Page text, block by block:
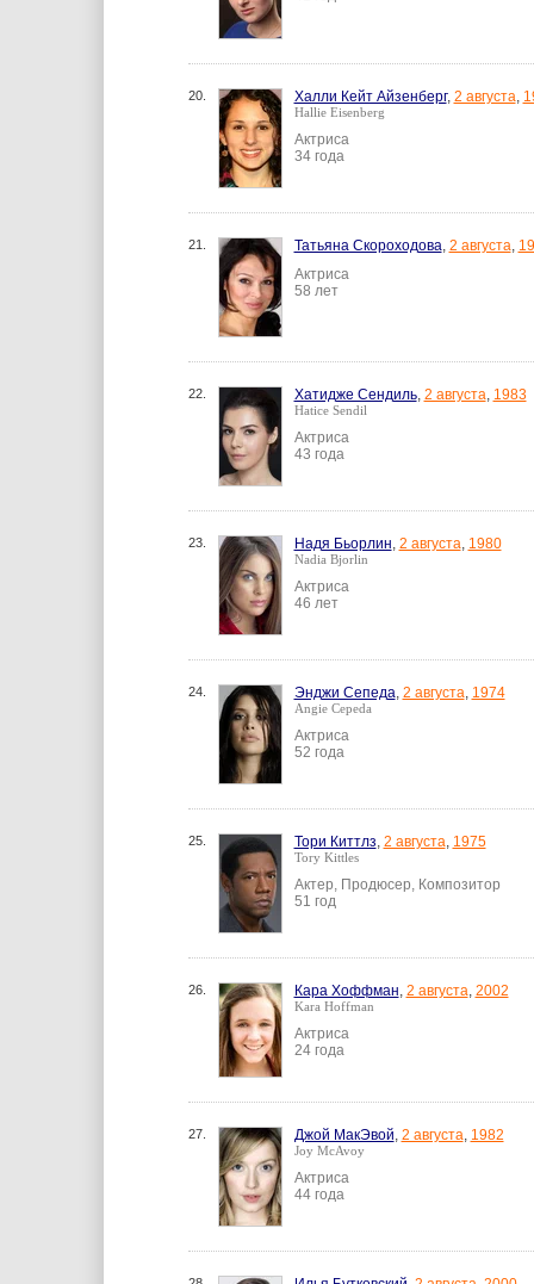
20. Халли Кейт Айзенберг, 2 августа,
Hallie Eisenberg
Актриса
34 года
21. Татьяна Скороходова, 2 августа,
Актриса
58 лет
22. Хатидже Сендиль, 2 августа, 1983
Hatice Sendil
Актриса
43 года
23. Надя Бьорлин, 2 августа, 1980
Nadia Bjorlin
Актриса
46 лет
24. Энджи Сепеда, 2 августа, 1974
Angie Cepeda
Актриса
52 года
25. Тори Киттлз, 2 августа, 1975
Tory Kittles
Актер, Продюсер, Композитор
51 год
26. Кара Хоффман, 2 августа, 2002
Kara Hoffman
Актриса
24 года
27. Джой МакЭвой, 2 августа, 1982
Joy McAvoy
Актриса
44 года